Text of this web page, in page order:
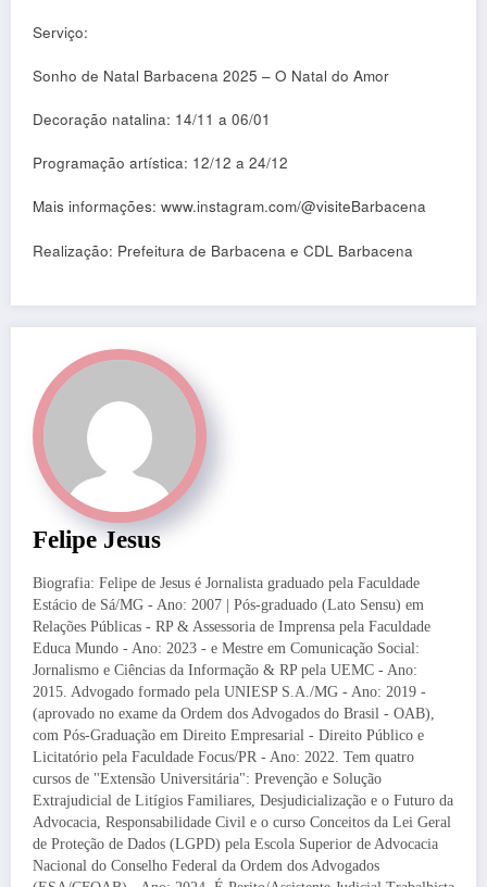
Serviço:
Sonho de Natal Barbacena 2025 – O Natal do Amor
Decoração natalina: 14/11 a 06/01
Programação artística: 12/12 a 24/12
Mais informações: www.instagram.com/@visiteBarbacena
Realização: Prefeitura de Barbacena e CDL Barbacena
Felipe Jesus
Biografia: Felipe de Jesus é Jornalista graduado pela Faculdade
Estácio de Sá/MG - Ano: 2007 | Pós-graduado (Lato Sensu) em
Relações Públicas - RP & Assessoria de Imprensa pela Faculdade
Educa Mundo - Ano: 2023 - e Mestre em Comunicação Social:
Jornalismo e Ciências da Informação & RP pela UEMC - Ano:
2015. Advogado formado pela UNIESP S.A./MG - Ano: 2019 -
(aprovado no exame da Ordem dos Advogados do Brasil - OAB),
com Pós-Graduação em Direito Empresarial - Direito Público e
Licitatório pela Faculdade Focus/PR - Ano: 2022. Tem quatro
cursos de "Extensão Universitária": Prevenção e Solução
Extrajudicial de Litígios Familiares, Desjudicialização e o Futuro da
Advocacia, Responsabilidade Civil e o curso Conceitos da Lei Geral
de Proteção de Dados (LGPD) pela Escola Superior de Advocacia
Nacional do Conselho Federal da Ordem dos Advogados